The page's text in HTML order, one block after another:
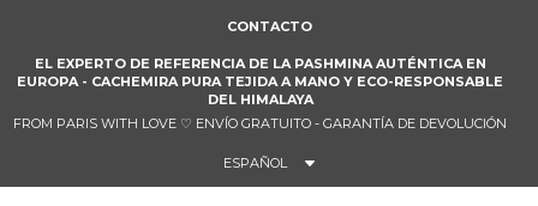
CONTACTO
EL EXPERTO DE REFERENCIA DE LA PASHMINA AUTÉNTICA EN
EUROPA - CACHEMIRA PURA TEJIDA A MANO Y ECO-RESPONSABLE
DEL HIMALAYA
FROM PARIS WITH LOVE ♡ ENVÍO GRATUITO - GARANTÍA DE DEVOLUCIÓN
ESPAÑOL